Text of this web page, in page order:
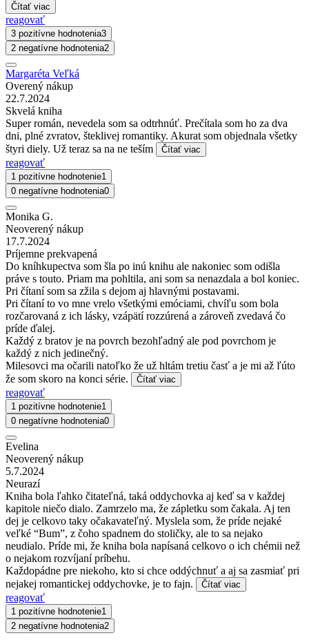
Čítať viac
reagovať
3 pozitívne hodnotenia3
2 negatívne hodnotenia2
Margaréta Veľká
Overený nákup
22.7.2024
Skvelá kniha
Super román, nevedela som sa odtrhnúť. Prečítala som ho za dva
dni, plné zvratov, šteklivej romantiky. Akurat som objednala všetky
štyri diely. Už teraz sa na ne teším
Čítať viac
reagovať
1 pozitívne hodnotenie1
0 negatívne hodnotenia0
Monika G.
Neoverený nákup
17.7.2024
Príjemne prekvapená
Do kníhkupectva som šla po inú knihu ale nakoniec som odišla
práve s touto. Priam ma pohltila, ani som sa nenazdala a bol koniec.
Pri čítaní som sa zžila s dejom aj hlavnými postavami.
Pri čítaní to vo mne vrelo všetkými emóciami, chvíľu som bola
rozčarovaná z ich lásky, vzápätí rozzúrená a zároveň zvedavá čo
príde ďalej.
Každý z bratov je na povrch bezohľadný ale pod povrchom je
každý z nich jedinečný.
Milesovci ma očarili natoľko že už hltám tretiu časť a je mi až ľúto
že som skoro na konci série.
Čítať viac
reagovať
1 pozitívne hodnotenie1
0 negatívne hodnotenia0
Evelina
Neoverený nákup
5.7.2024
Neurazí
Kniha bola ľahko čitateľná, taká oddychovka aj keď sa v každej
kapitole niečo dialo. Zamrzelo ma, že zápletku som čakala. Aj ten
dej je celkovo taky očakavateľný. Myslela som, že príde nejaké
veľké “Bum”, z čoho spadnem do stoličky, ale to sa nejako
neudialo. Príde mi, že kniha bola napísaná celkovo o ich chémii než
o nejakom rozvíjaní príbehu.
Každopádne pre niekoho, kto si chce oddýchnuť a aj sa zasmiať pri
nejakej romantickej oddychovke, je to fajn.
Čítať viac
reagovať
1 pozitívne hodnotenie1
2 negatívne hodnotenia2